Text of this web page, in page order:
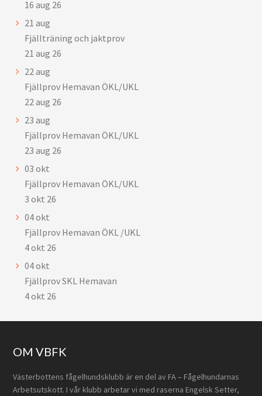
16 aug 26
21 aug
Fjällträning och jaktprov
21 aug 26
22aug
Fjällprov Hemavan ÖKL/UKL
22 aug 26
23 aug
Fjällprov Hemavan ÖKL/UKL
23 aug 26
03 okt
Fjällprov Hemavan ÖKL/UKL
3 okt 26
04okt
Fjällprov Hemavan ÖKL /UKL
4 okt 26
04okt
Fjällprov SKL Hemavan
4 okt 26
Footer
OM VBFK
Västerbottens fågelhundsklubb är en del av FA – Fågelhundarnas
Arbetsutskott. I vår klubb arbetar vi med raserna Engelsk Setter,